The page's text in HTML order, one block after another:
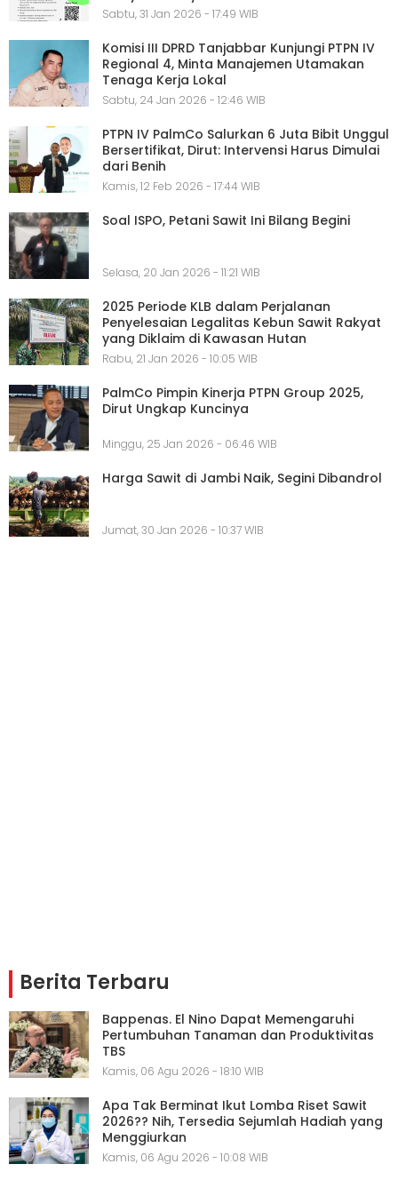
Sabtu, 31 Jan 2026 - 17:49 WIB
Komisi III DPRD Tanjabbar Kunjungi PTPN IV
Regional 4, Minta Manajemen Utamakan
Tenaga Kerja Lokal
Sabtu, 24 Jan 2026 - 12:46 WIB
PTPN IV PalmCo Salurkan 6 Juta Bibit Unggul
Bersertifikat, Dirut: Intervensi Harus Dimulai
dari Benih
Kamis, 12 Feb 2026 - 17:44 WIB
Soal ISPO, Petani Sawit Ini Bilang Begini
Selasa, 20 Jan 2026 - 11:21 WIB
2025 Periode KLB dalam Perjalanan
Penyelesaian Legalitas Kebun Sawit Rakyat
yang Diklaim di Kawasan Hutan
Rabu, 21 Jan 2026 - 10:05 WIB
PalmCo Pimpin Kinerja PTPN Group 2025,
Dirut Ungkap Kuncinya
Minggu, 25 Jan 2026 - 06:46 WIB
Harga Sawit di Jambi Naik, Segini Dibandrol
Jumat, 30 Jan 2026 - 10:37 WIB
Berita Terbaru
Bappenas. El Nino Dapat Memengaruhi
Pertumbuhan Tanaman dan Produktivitas
TBS
Kamis, 06 Agu 2026 - 18:10 WIB
Apa Tak Berminat Ikut Lomba Riset Sawit
2026?? Nih, Tersedia Sejumlah Hadiah yang
Menggiurkan
Kamis, 06 Agu 2026 - 10:08 WIB